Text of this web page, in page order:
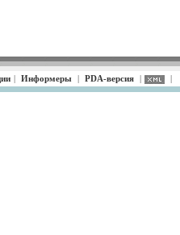
| Информеры | PDA-версия | |